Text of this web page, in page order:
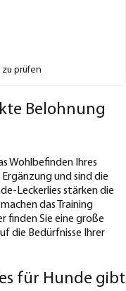
zu prüfen
Belohnung
Wohlbefinden Ihres
und sind die
Leckerlies stärken die
machen das Training
finden Sie eine große
die Bedürfnisse Ihrer
für Hunde gibt